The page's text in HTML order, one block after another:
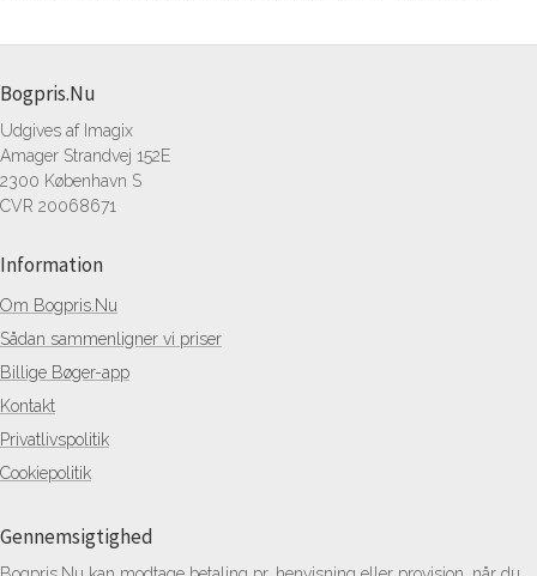
Bogpris.Nu
Udgives af Imagix
Amager Strandvej 152E
2300 København S
CVR 20068671
Information
Om Bogpris.Nu
Sådan sammenligner vi priser
Billige Bøger-app
Kontakt
Privatlivspolitik
Cookiepolitik
Gennemsigtighed